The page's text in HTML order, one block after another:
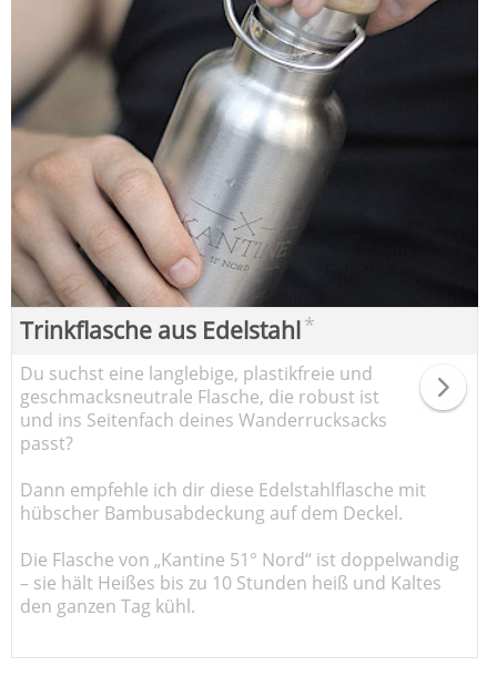
Trinkflasche aus Edelstahl*
Du suchst eine langlebige, plastikfreie und
geschmacksneutrale Flasche, die robust ist
und ins Seitenfach deines Wanderrucksacks
passt?
Dann empfehle ich dir diese Edelstahlflasche mit
hübscher Bambusabdeckung auf dem Deckel.
Die Flasche von „Kantine 51° Nord“ ist doppelwandig
– sie hält Heißes bis zu 10 Stunden heiß und Kaltes
den ganzen Tag kühl.